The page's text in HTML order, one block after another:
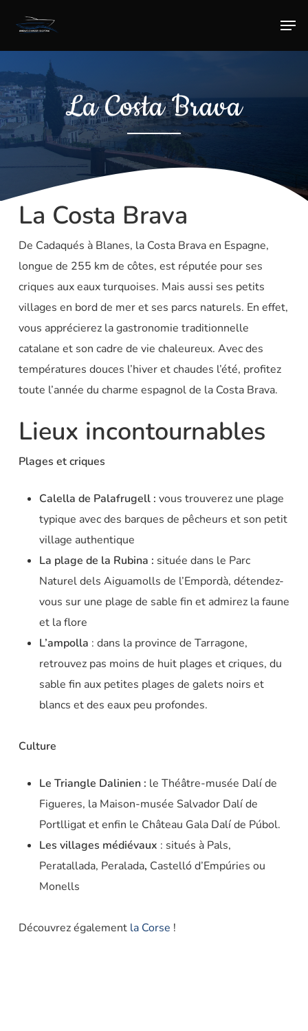
main
content
La Costa Brava
La Costa Brava
De Cadaqués à Blanes, la Costa Brava en Espagne,
longue de 255 km de côtes, est réputée pour ses
criques aux eaux turquoises. Mais aussi ses petits
villages en bord de mer et ses parcs naturels. En effet,
vous apprécierez la gastronomie traditionnelle
catalane et son cadre de vie chaleureux. Avec des
températures douces l’hiver et chaudes l’été, profitez
toute l’année du charme espagnol de la Costa Brava.
Lieux incontournables
Plages et criques
Calella de Palafrugell : vous trouverez une plage
typique avec des barques de pêcheurs et son petit
village authentique
La plage de la Rubina : située dans le Parc
Naturel dels Aiguamolls de l’Empordà, détendez-
vous sur une plage de sable fin et admirez la faune
et la flore
L’ampolla : dans la province de Tarragone,
retrouvez pas moins de huit plages et criques, du
sable fin aux petites plages de galets noirs et
blancs et des eaux peu profondes.
Culture
Le Triangle Dalinien: le Théâtre-musée Dalí de
Figueres, la Maison-musée Salvador Dalí de
Portlligat et enfin le Château Gala Dalí de Púbol.
Les villages médiévaux : situés à Pals,
Peratallada, Peralada, Castelló d’Empúries ou
Monells
Découvrez également la Corse !